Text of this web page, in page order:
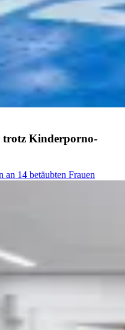
trotz Kinderporno-
an 14 betäubten Frauen